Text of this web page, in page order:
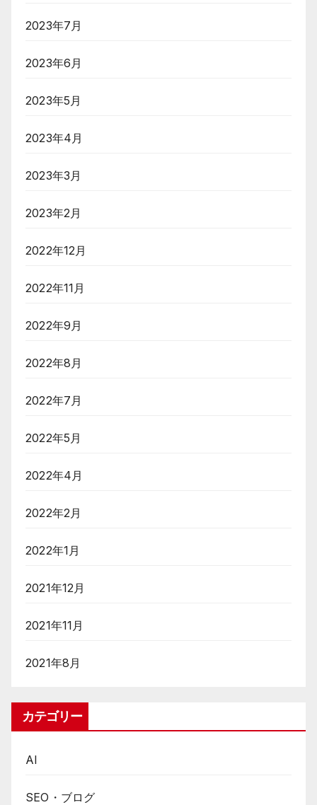
2023年7月
2023年6月
2023年5月
2023年4月
2023年3月
2023年2月
2022年12月
2022年11月
2022年9月
2022年8月
2022年7月
2022年5月
2022年4月
2022年2月
2022年1月
2021年12月
2021年11月
2021年8月
カテゴリー
AI
SEO・ブログ